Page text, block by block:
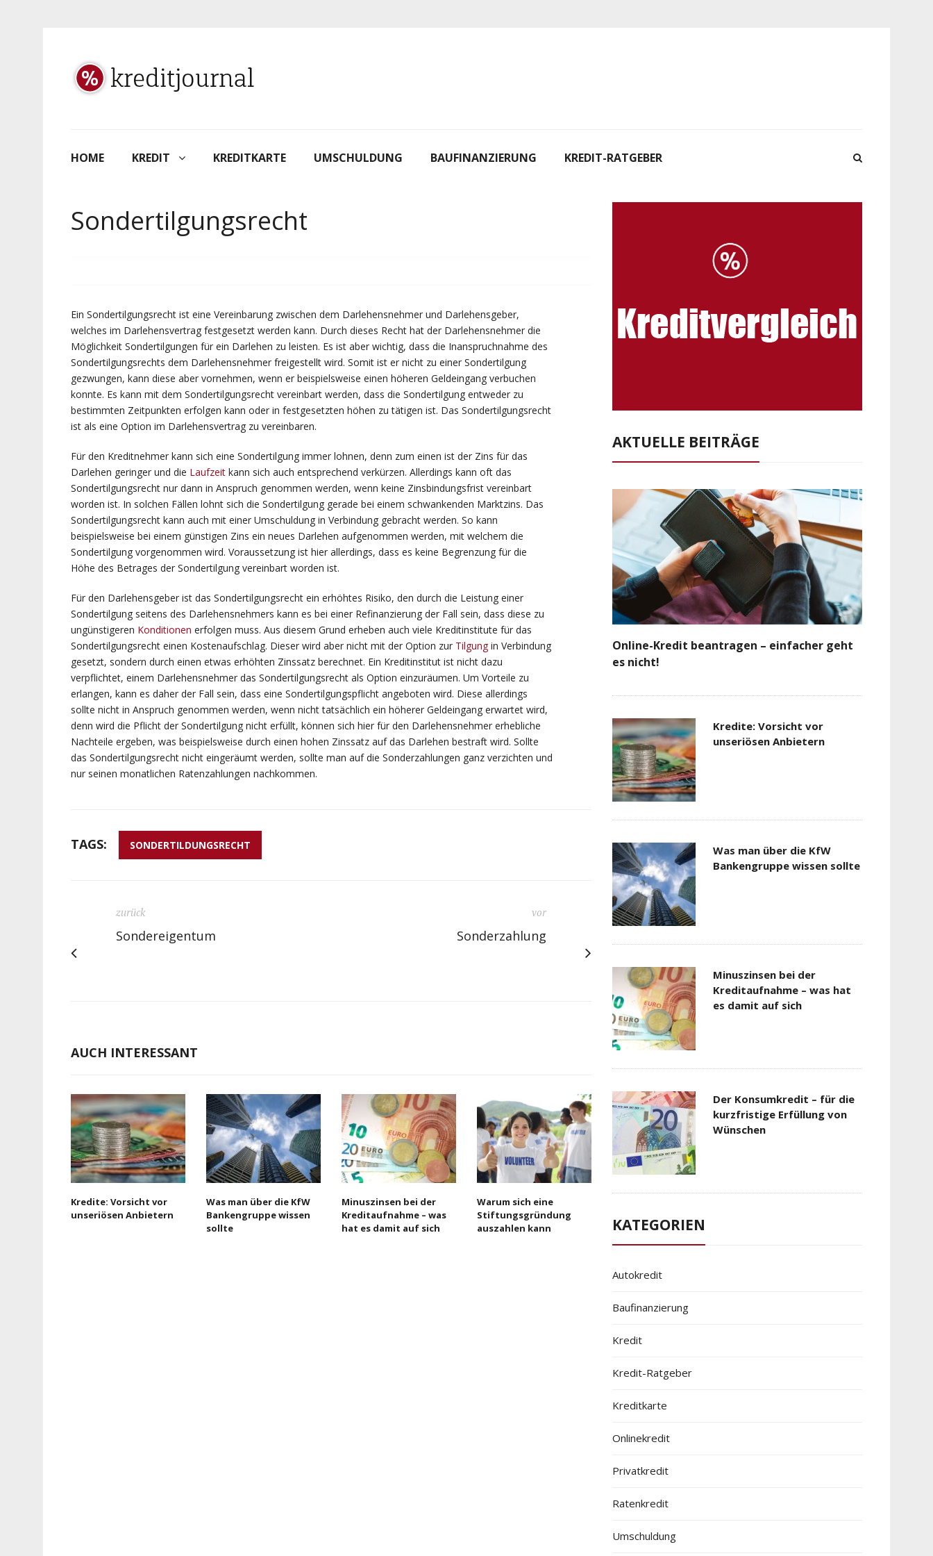
HOME KREDIT KREDITKARTE UMSCHULDUNG BAUFINANZIERUNG KREDIT-RATGEBER
Sondertilgungsrecht
Ein Sondertilgungsrecht ist eine Vereinbarung zwischen dem Darlehensnehmer und Darlehensgeber,
welches im Darlehensvertrag festgesetzt werden kann. Durch dieses Recht hat der Darlehensnehmer die
Möglichkeit Sondertilgungen für ein Darlehen zu leisten. Es ist aber wichtig, dass die Inanspruchnahme des
Sondertilgungsrechts dem Darlehensnehmer freigestellt wird. Somit ist er nicht zu einer Sondertilgung
gezwungen, kann diese aber vornehmen, wenn er beispielsweise einen höheren Geldeingang verbuchen
konnte. Es kann mit dem Sondertilgungsrecht vereinbart werden, dass die Sondertilgung entweder zu
bestimmten Zeitpunkten erfolgen kann oder in festgesetzten höhen zu tätigen ist. Das Sondertilgungsrecht
ist als eine Option im Darlehensvertrag zu vereinbaren.
Für den Kreditnehmer kann sich eine Sondertilgung immer lohnen, denn zum einen ist der Zins für das
Darlehen geringer und die Laufzeit kann sich auch entsprechend verkürzen. Allerdings kann oft das
Sondertilgungsrecht nur dann in Anspruch genommen werden, wenn keine Zinsbindungsfrist vereinbart
worden ist. In solchen Fällen lohnt sich die Sondertilgung gerade bei einem schwankenden Marktzins. Das
Sondertilgungsrecht kann auch mit einer Umschuldung in Verbindung gebracht werden. So kann
beispielsweise bei einem günstigen Zins ein neues Darlehen aufgenommen werden, mit welchem die
Sondertilgung vorgenommen wird. Voraussetzung ist hier allerdings, dass es keine Begrenzung für die
Höhe des Betrages der Sondertilgung vereinbart worden ist.
Für den Darlehensgeber ist das Sondertilgungsrecht ein erhöhtes Risiko, den durch die Leistung einer
Sondertilgung seitens des Darlehensnehmers kann es bei einer Refinanzierung der Fall sein, dass diese zu
ungünstigeren Konditionen erfolgen muss. Aus diesem Grund erheben auch viele Kreditinstitute für das
Sondertilgungsrecht einen Kostenaufschlag. Dieser wird aber nicht mit der Option zur Tilgungin Verbindung
gesetzt, sondern durch einen etwas erhöhten Zinssatz berechnet. Ein Kreditinstitut ist nicht dazu
verpflichtet, einem Darlehensnehmer das Sondertilgungsrecht als Option einzuräumen. Um Vorteile zu
erlangen, kann es daher der Fall sein, dass eine Sondertilgungspflicht angeboten wird. Diese allerdings
sollte nicht in Anspruch genommen werden, wenn nicht tatsächlich ein höherer Geldeingang erwartet wird,
denn wird die Pflicht der Sondertilgung nicht erfüllt, können sich hier für den Darlehensnehmer erhebliche
Nachteile ergeben, was beispielsweise durch einen hohen Zinssatz auf das Darlehen bestraft wird. Sollte
das Sondertilgungsrecht nicht eingeräumt werden, sollte man auf die Sonderzahlungen ganz verzichten und
nur seinen monatlichen Ratenzahlungen nachkommen.
TAGS: SONDERTILDUNGSRECHT
zurück
Sondereigentum
vor
Sonderzahlung
AUCH INTERESSANT
Kredite: Vorsicht vor
unseriösen Anbietern
Was man über die KfW
Bankengruppe wissen
sollte
Minuszinsen bei der
Kreditaufnahme – was
hat es damit auf sich
Warum sich eine
Stiftungsgründung
auszahlen kann
AKTUELLE BEITRÄGE
Online-Kredit beantragen – einfacher geht
es nicht!
Kredite: Vorsicht vor
unseriösen Anbietern
Was man über die KfW
Bankengruppe wissen sollte
Minuszinsen bei der
Kreditaufnahme – was hat
es damit auf sich
Der Konsumkredit – für die
kurzfristige Erfüllung von
Wünschen
KATEGORIEN
Autokredit
Baufinanzierung
Kredit
Kredit-Ratgeber
Kreditkarte
Onlinekredit
Privatkredit
Ratenkredit
Umschuldung